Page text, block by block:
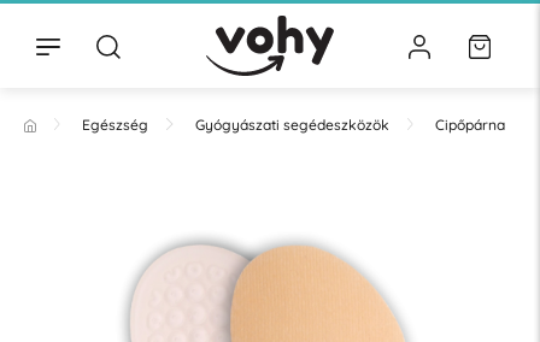
Egészség Gyógyászati segédeszközök Cipőpárna